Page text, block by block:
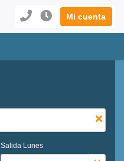
Mi cuenta
Salida Lunes